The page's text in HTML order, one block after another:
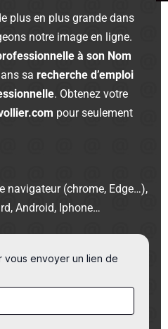
plus en plus grande dans
notre image en ligne.
à son Nom
sarecherche d’emploi
. Obtenez votre
pour seulement
navigateur (chrome, Edge…),
Android, Iphone…
vous envoyer un lien de